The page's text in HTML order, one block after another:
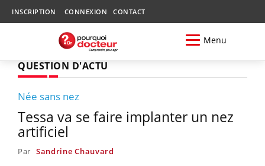
INSCRIPTION CONNEXION CONTACT
Menu
QUESTION D'ACTU
Née sans nez
Tessa va se faire implanter un nez
artificiel
Par Sandrine Chauvard